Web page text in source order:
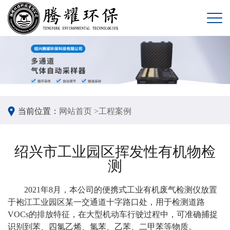
当前位置： 网站首页 >工程案例
绍兴市工业园区挥发性有机物检
测
2021年8月，本公司的便携式工业有机废气检测仪放置
于袍江工业园区某一交通道十字路口处，用于检测道路
VOCs的排放特征，在大型机动车行驶过程中，可准确捕捉
识别到苯、四氯乙烯、氯苯、乙苯、二甲苯等物质。